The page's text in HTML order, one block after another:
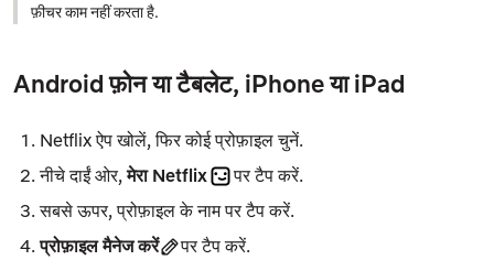
फ़ीचर काम नहीं करता है.
Android फ़ोन या टैबलेट, iPhone या iPad
Netflix ऐप खोलें, फिर कोई प्रोफ़ाइल चुनें.
नीचे दाईं ओर,मेरा Netflix
पर टैप करें.
सबसे ऊपर, प्रोफ़ाइल के नाम पर टैप करें.
प्रोफ़ाइल मैनेज करें
पर टैप करें.